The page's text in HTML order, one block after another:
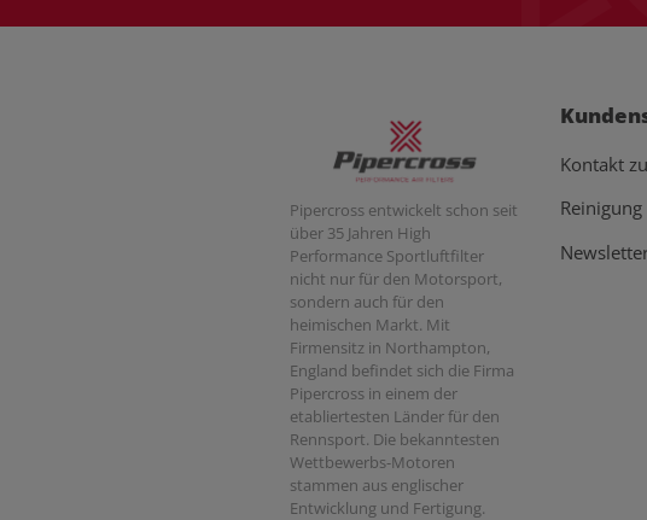
Pipercross entwickelt schon seit
über 35 Jahren High
Performance Sportluftfilter
nicht nur für den Motorsport,
sondern auch für den
heimischen Markt. Mit
Firmensitz in Northampton,
England befindet sich die Firma
Pipercross in einem der
etabliertesten Länder für den
Rennsport. Die bekanntesten
Wettbewerbs-Motoren
stammen aus englischer
Entwicklung und Fertigung.
Kontakt